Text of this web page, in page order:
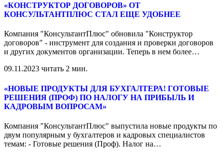
«КОНСТРУКТОР ДОГОВОРОВ» ОТ
КОНСУЛЬТАНТПЛЮС СТАЛ ЕЩЕ УДОБНЕЕ
Компания "КонсультантПлюс" обновила "Конструктор
договоров" - инструмент для создания и проверки договоров
и других документов организации. Теперь в нем более…
09.11.2023 читать 2 мин.
«НОВЫЕ ПРОДУКТЫ ДЛЯ БУХГАЛТЕРА! ГОТОВЫЕ
РЕШЕНИЯ (ПРОФ) ПО НАЛОГУ НА ПРИБЫЛЬ И
КАДРОВЫМ ВОПРОСАМ»
Компания "КонсультантПлюс" выпустила новые продукты по
двум популярным у бухгалтеров и кадровых специалистов
темам: - Готовые решения (Проф). Налог на…